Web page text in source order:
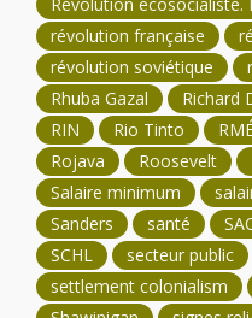
révolution française
révolution soviétique
Rhuba Gazal
Richard
RIN
Rio Tinto
Rojava
Roosevelt
Salaire minimum
Sanders
santé
SCHL
secteur public
settlement colonialism